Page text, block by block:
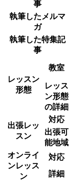
事
執筆したメルマ
ガ
執筆した特集記
事
レッスン
形態
教室
レッス
ン形態
の詳細
出張レッ
スン
対応
出張可
能地域
オンライ
ンレッス
ン
対応
詳細